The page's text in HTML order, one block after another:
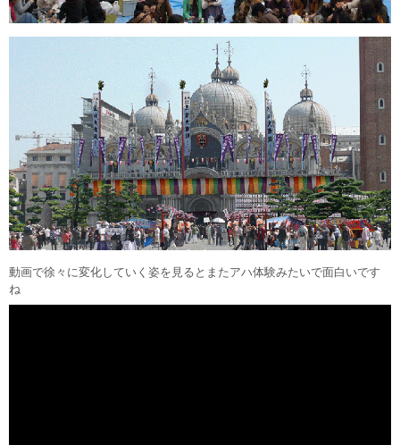
動画で徐々に変化していく姿を見るとまたアハ体験みたいで面白いです
ね